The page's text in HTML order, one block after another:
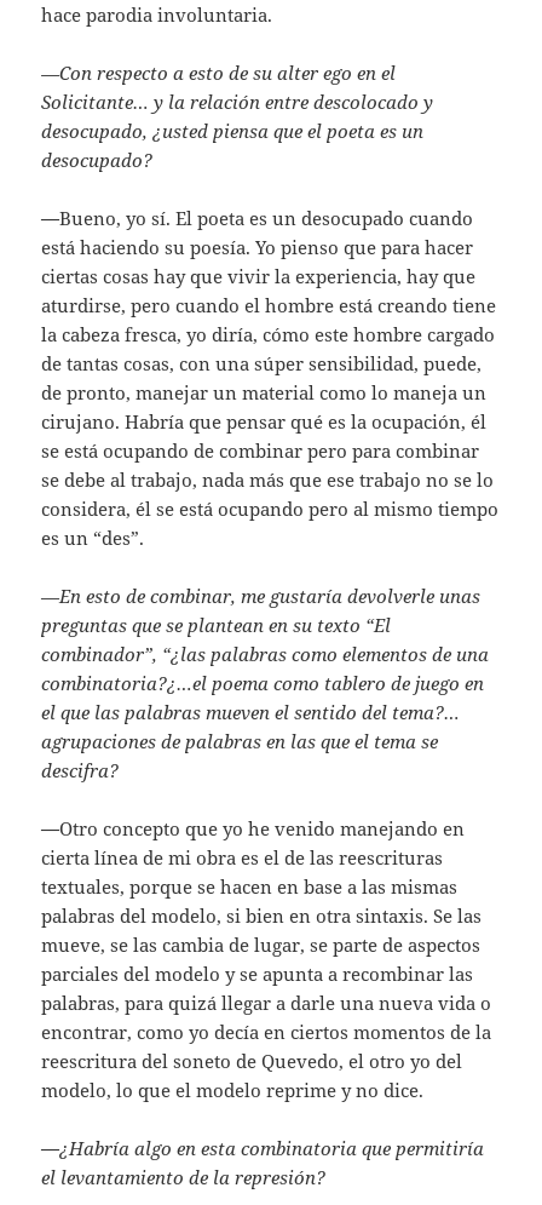
hace parodia involuntaria.
—Con respecto a esto de su alter ego en el
Solicitante… y la relación entre descolocado y
desocupado, ¿usted piensa que el poeta es un
desocupado?
—Bueno, yo sí. El poeta es un desocupado cuando
está haciendo su poesía. Yo pienso que para hacer
ciertas cosas hay que vivir la experiencia, hay que
aturdirse, pero cuando el hombre está creando tiene
la cabeza fresca, yo diría, cómo este hombre cargado
de tantas cosas, con una súper sensibilidad, puede,
de pronto, manejar un material como lo maneja un
cirujano. Habría que pensar qué es la ocupación, él
se está ocupando de combinar pero para combinar
se debe al trabajo, nada más que ese trabajo no se lo
considera, él se está ocupando pero al mismo tiempo
es un “des”.
—En esto de combinar, me gustaría devolverle unas
preguntas que se plantean en su texto “El
combinador”, “¿las palabras como elementos de una
combinatoria?¿…el poema como tablero de juego en
el que las palabras mueven el sentido del tema?…
agrupaciones de palabras en las que el tema se
descifra?
—Otro concepto que yo he venido manejando en
cierta línea de mi obra es el de las reescrituras
textuales, porque se hacen en base a las mismas
palabras del modelo, si bien en otra sintaxis. Se las
mueve, se las cambia de lugar, se parte de aspectos
parciales del modelo y se apunta a recombinar las
palabras, para quizá llegar a darle una nueva vida o
encontrar, como yo decía en ciertos momentos de la
reescritura del soneto de Quevedo, el otro yo del
modelo, lo que el modelo reprime y no dice.
—¿Habría algo en esta combinatoria que permitiría
el levantamiento de la represión?